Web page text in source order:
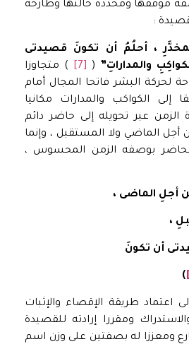
موقفها ومحددة حالتها وطارحة
:
، أحلُمُ أن تكونَ قصيدتى
والمداراتِ” (
[7]
) متجاوزا
لحركة البشر فاتحا المجال أمام
إلى الكواكب والمدارات مكانيا
عبر تحويله إلى حاضر دائم
أجل الماضي ولا المستقبل ، وإنما
بوصفه الزمن المحسوس ،
أجلِ الماضى ،
،
أن تكونَ
)
اعتماد طريقة الإقصاء والإثبات
ومقررا إرادته للقصيدة
ومعززا له بصفتين على وزن اسم